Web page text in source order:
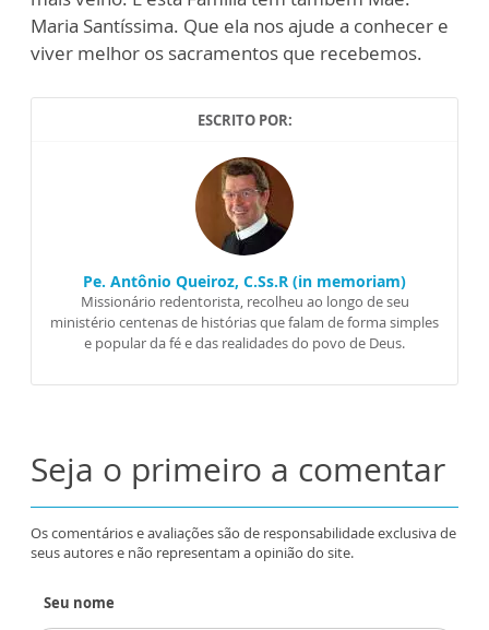
Maria Santíssima. Que ela nos ajude a conhecer e
viver melhor os sacramentos que recebemos.
ESCRITO POR:
Pe. Antônio Queiroz, C.Ss.R (in memoriam)
Missionário redentorista, recolheu ao longo de seu
ministério centenas de histórias que falam de forma simples
e popular da fé e das realidades do povo de Deus.
Seja o primeiro a comentar
Os comentários e avaliações são de responsabilidade exclusiva de
seus autores e não representam a opinião do site.
Seu nome